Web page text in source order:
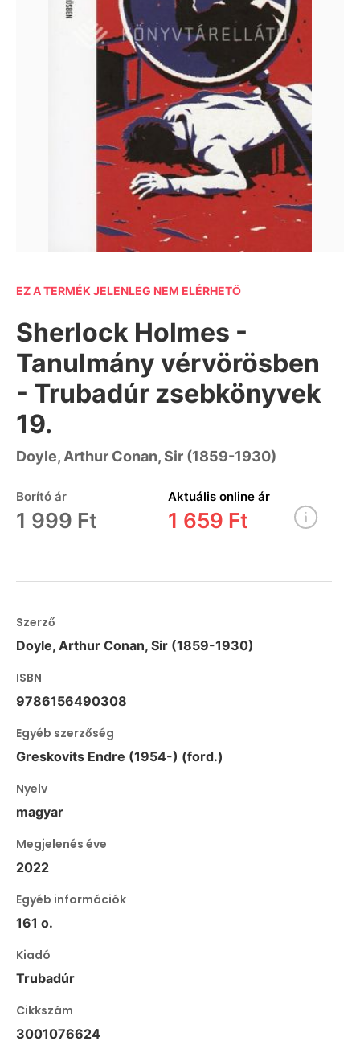
EZ A TERMÉK JELENLEG NEM ELÉRHETŐ
Sherlock Holmes -
Tanulmány vérvörösben
- Trubadúr zsebkönyvek
19.
Doyle, Arthur Conan, Sir (1859-1930)
Borító ár
1 999 Ft
Aktuális online ár
1 659 Ft
Szerző
Doyle, Arthur Conan, Sir (1859-1930)
ISBN
9786156490308
Egyéb szerzőség
Greskovits Endre (1954-) (ford.)
Nyelv
magyar
Megjelenés éve
2022
Egyéb információk
161 o.
Kiadó
Trubadúr
Cikkszám
3001076624